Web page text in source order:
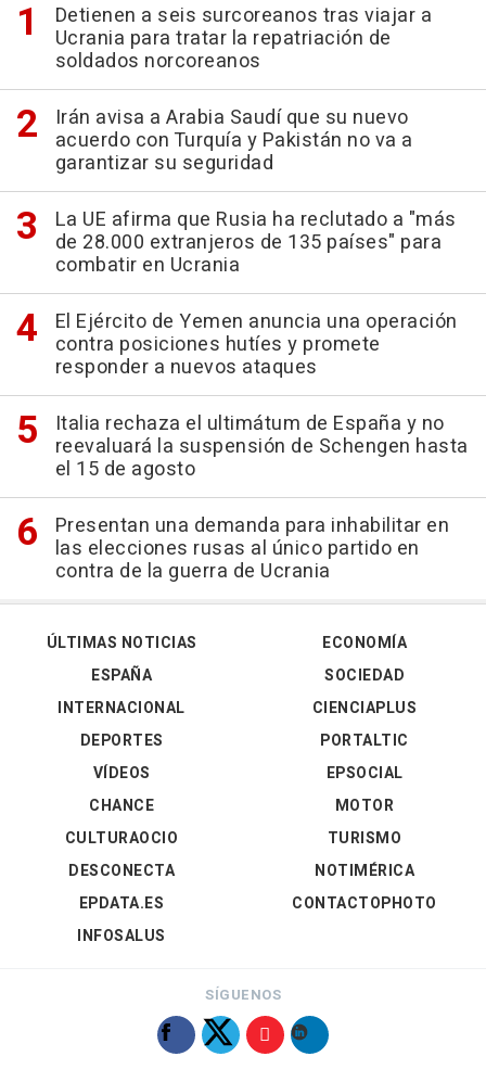
Detienen a seis surcoreanos tras viajar a
Ucrania para tratar la repatriación de
soldados norcoreanos
Irán avisa a Arabia Saudí que su nuevo
acuerdo con Turquía y Pakistán no va a
garantizar su seguridad
La UE afirma que Rusia ha reclutado a "más
de 28.000 extranjeros de 135 países" para
combatir en Ucrania
El Ejército de Yemen anuncia una operación
contra posiciones hutíes y promete
responder a nuevos ataques
Italia rechaza el ultimátum de España y no
reevaluará la suspensión de Schengen hasta
el 15 de agosto
Presentan una demanda para inhabilitar en
las elecciones rusas al único partido en
contra de la guerra de Ucrania
ÚLTIMAS NOTICIAS
ESPAÑA
INTERNACIONAL
DEPORTES
VÍDEOS
ECONOMÍA
SOCIEDAD
CIENCIAPLUS
PORTALTIC
EPSOCIAL
CHANCE
CULTURAOCIO
DESCONECTA
EPDATA.ES
INFOSALUS
MOTOR
TURISMO
NOTIMÉRICA
CONTACTOPHOTO
SÍGUENOS